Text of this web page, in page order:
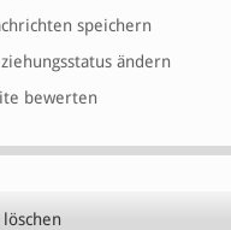
speichern
ändern
bewerten